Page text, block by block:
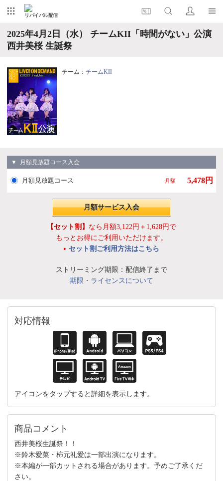
リバイバル配信
2025年4月2日（水） チームKII「時間がない」公演
西井美桜 生誕祭
チーム： チームKII
▼ 月額見放題コース入会
月額見放題コース 月額 5,478円
月額サービス入会
【セット割】 なら月額3,122円＋1,628円で
もっとお得にご利用いただけます。
セット割ご利用方法はこちら
ストリーミング期限：配信終了まで
期限・ライセンスについて
対応情報
アイコンをタップすると詳細を表示します。
商品コメント
西井美桜生誕祭！！
※鈴木愛菜・柿元礼愛は一部出演になります。
※本編が一部カットされる場合があります。予めご了承くだ
さい。